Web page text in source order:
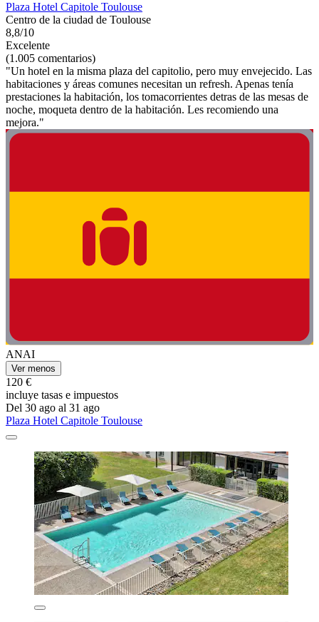
Plaza Hotel Capitole Toulouse
Centro de la ciudad de Toulouse
8,8/10
Excelente
(1.005 comentarios)
"Un hotel en la misma plaza del capitolio, pero muy envejecido. Las
habitaciones y áreas comunes necesitan un refresh. Apenas tenía
prestaciones la habitación, los tomacorrientes detras de las mesas de
noche, moqueta dentro de la habitación. Les recomiendo una
mejora."
ANAI
Ver menos
120 €
incluye tasas e impuestos
Del 30 ago al 31 ago
Plaza Hotel Capitole Toulouse